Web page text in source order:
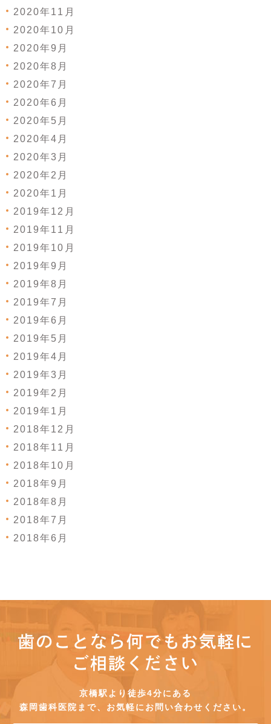
2020年11月
2020年10月
2020年9月
2020年8月
2020年7月
2020年6月
2020年5月
2020年4月
2020年3月
2020年2月
2020年1月
2019年12月
2019年11月
2019年10月
2019年9月
2019年8月
2019年7月
2019年6月
2019年5月
2019年4月
2019年3月
2019年2月
2019年1月
2018年12月
2018年11月
2018年10月
2018年9月
2018年8月
2018年7月
2018年6月
歯のことなら何でもお気軽に
ご相談ください
京橋駅より徒歩4分にある
森岡歯科医院まで、お気軽にお問い合わせください。